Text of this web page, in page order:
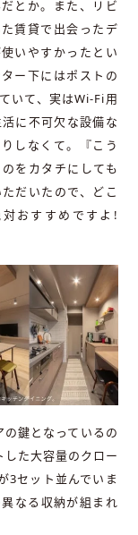
とか。また、リビ
賃貸で出会ったデ
いやすかったとい
ー下にはポストの
いて、実はWi-Fi用
に不可欠な設備な
しなくて。『こう
をカタチにしても
だいたので、どこ
おすすめですよ!
鍵となっているの
た大容量のクロー
3セット並んでいま
なる収納が組まれ